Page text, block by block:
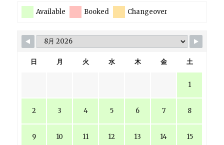
Available Booked Changeover
日 月 火 水 木 金 土
1
2 3 4 5 6 7 8
9 10 11 12 13 14 15